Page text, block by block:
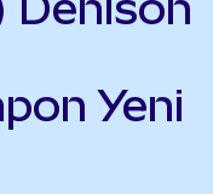
Yeni